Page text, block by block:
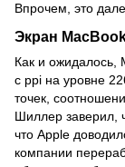
Впрочем, это
Экран
Как и ожидалось,
с ppi на уровне
точек,
Шиллер заверил,
что Apple
компании